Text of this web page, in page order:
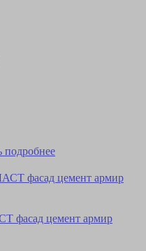
подробнее
цемент армир